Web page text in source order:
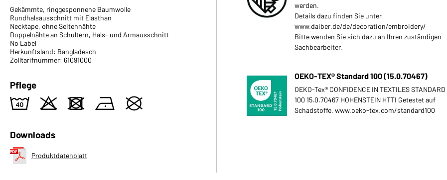
Gekämmte, ringgesponnene Baumwolle
Rundhalsausschnitt mit Elasthan
Necktape, ohne Seitennähte
Doppelnähte an Schultern, Hals- und Armausschnitt
No Label
Herkunftsland: Bangladesch
Zolltarifnummer: 61091000
Pflege
8 o d n U
Downloads
Produktdatenblatt
werden.
Details dazu finden Sie unter
www.daiber.de/de/decoration/embroidery/
Bitte wenden Sie sich dazu an Ihren zuständigen
Sachbearbeiter.
OEKO-TEX® Standard 100 (15.0.70467)
OEKO-Tex® CONFIDENCE IN TEXTILES STANDARD
100 15.0.70467 HOHENSTEIN HTTI Getestet auf
Schadstoffe. www.oeko-tex.com/standard100